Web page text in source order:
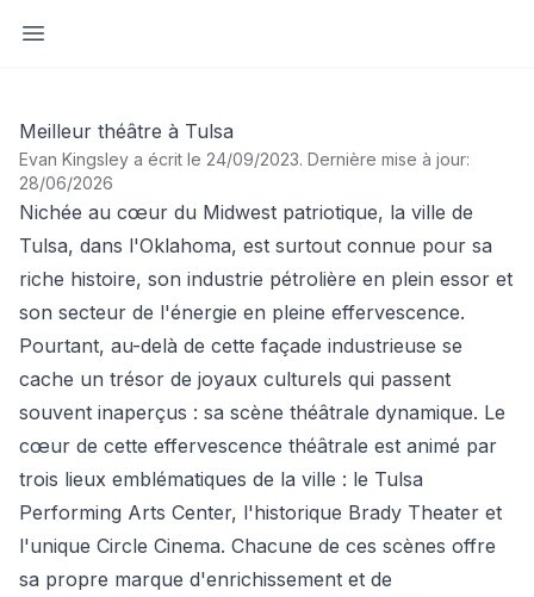
Ouvrir la barre latérale
Meilleur théâtre à Tulsa
Evan Kingsley a écrit le 24/09/2023. Dernière mise à jour:
28/06/2026
Nichée au cœur du Midwest patriotique, la ville de
Tulsa, dans l'Oklahoma, est surtout connue pour sa
riche histoire, son industrie pétrolière en plein essor et
son secteur de l'énergie en pleine effervescence.
Pourtant, au-delà de cette façade industrieuse se
cache un trésor de joyaux culturels qui passent
souvent inaperçus : sa scène théâtrale dynamique. Le
cœur de cette effervescence théâtrale est animé par
trois lieux emblématiques de la ville : le Tulsa
Performing Arts Center, l'historique Brady Theater et
l'unique Circle Cinema. Chacune de ces scènes offre
sa propre marque d'enrichissement et de